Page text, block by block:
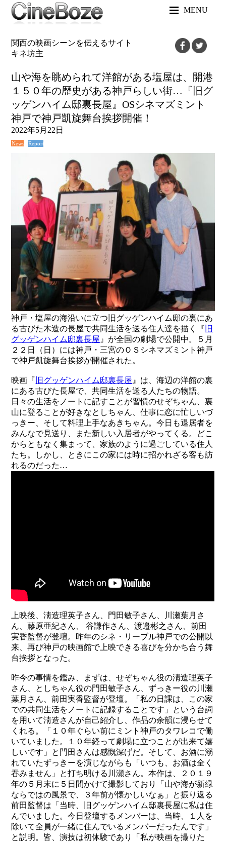
MENU
関西の映画シーンを伝えるサイト
キネ坊主
山や海を眺められて洋館がある塩屋は、開港
１５０年の歴史がある神戸らしい街…『旧​グ
ッゲンハイム邸裏長屋』OSシネマズミント
神戸で神戸凱旋舞台挨拶開催！
2022年5月22日
News Report
神戸・塩屋の海沿いに立つ旧グッゲンハイム邸の裏にあ
る古びた木造の長屋で共同生活を送る住人達を描く『 旧​
グッゲンハイム邸裏長屋』が全国の劇場で公開中。５月
２２日（日）には神戸・三宮のＯＳシネマズミント神戸
で神戸凱旋舞台挨拶が開催された。
映画『 旧​グッゲンハイム邸裏長屋』は、海辺の洋館の裏
にある古びた長屋で、共同生活を送る人たちの物語。
日々の生活をノートに記すことが習慣のせぞちゃん、裏
山に登ることが好きなとしちゃん、仕事に恋に忙しいづ
っきー、そして料理上手なあきちゃん。今日も退居者を
みんなで見送り、また新しい入居者がやってくる。どこ
からともなく集まって、家族のように過ごしている住人
たち。しかし、ときにこの家には時に招かれざる客も訪
れるのだった…
上映後、淸造理英子さん、門田敏子さん、川瀬葉月さ
ん、藤原亜紀さん、 谷謙作さん、渡邉彬之さん、前田
実香監督が登壇。昨年のシネ・リーブル神戸での公開以
来、再び神戸の映画館で上映できる喜びを分かち合う舞
台挨拶となった。
昨今の事情を鑑み、まずは、せぞちゃん役の淸造理英子
さん、としちゃん役の門田敏子さん、ずっきー役の川瀬
葉月さん、前田実香監督が登壇。「私の日課は、この家
での共同生活をノートに記録することです」という台詞
を用いて淸造さんが自己紹介し、作品の余韻に浸らせて
くれる。「１０年ぐらい前にミント神戸のタワレコで働
いていました。１０年経って劇場に立つことが出来て嬉
しいです」と門田さんは感慨深げだ。そして、お酒に溺
れていたずっきーを演じながらも「いつも、お酒は全く
吞みません」と打ち明ける川瀬さん。本作は、２０１９
年の５月末に５日間かけて撮影しており「山や海が新緑
ならではの風景で、３年前が懐かしいなぁ」と振り返る
前田監督は「当時、旧​グッゲンハイム邸裏長屋に私は住
んでいました。今日登壇するメンバーは、当時、１人を
除いて全員が一緒に住んでいるメンバーだったんです」
と説明。皆、演技は初体験であり「私が映画を撮りた